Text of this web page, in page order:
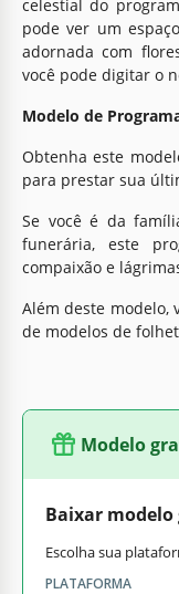
celestial do
pode ver um
adornada com
você pode digitar o
Modelo de
Obtenha este
para prestar sua
Se você é da
funerária, este
compaixão e
Além deste modelo,
de modelos de
Modelo
Baixar
Escolha sua
PLATAFORMA